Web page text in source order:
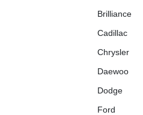
Brilliance
Cadillac
Chrysler
Daewoo
Dodge
Ford